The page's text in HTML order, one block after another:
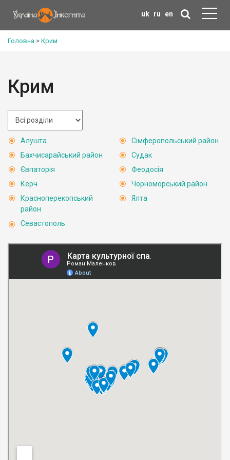
uk ru en
Головна > Крим
Крим
Алушта
Бахчисарайський район
Євпаторія
Керч
Красноперекопський
район
Севастополь
Сімферопольський район
Судак
Феодосія
Чорноморський район
Ялта